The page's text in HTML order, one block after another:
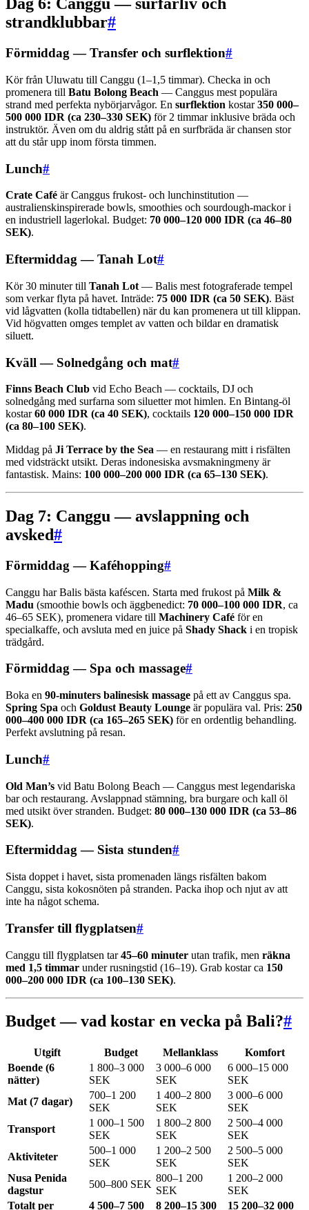
Dag 6: Canggu — surfarliv och
strandklubbar#
Förmiddag — Transfer och surflektion#
Kör från Uluwatu till Canggu (1–1,5 timmar). Checka in och
promenera till Batu Bolong Beach — Canggus mest populära
strand med perfekta nybörjarvågor. En surflektion kostar350 000–
500 000 IDR (ca 230–330 SEK) för 2 timmar inklusive bräda och
instruktör. Även om du aldrig stått på en surfbräda är chansen stor
att du står upp inom första timmen.
Lunch#
Crate Café är Canggus frukost- och lunchinstitution —
australienskinspirerade bowls, smoothies och sourdough-mackor i
en industriell lagerlokal. Budget: 70 000–120 000 IDR (ca 46–80
SEK).
Eftermiddag — Tanah Lot#
Kör 30 minuter till Tanah Lot — Balis mest fotograferade tempel
som verkar flyta på havet. Inträde: 75 000 IDR (ca 50 SEK). Bäst
vid lågvatten (kolla tidtabellen) när du kan promenera ut till klippan.
Vid högvatten omges templet av vatten och bildar en dramatisk
siluett.
Kväll — Solnedgång och mat#
Finns Beach Club vid Echo Beach — cocktails, DJ och
solnedgång med surfarna som siluetter mot himlen. En Bintang-öl
kostar60 000 IDR (ca 40 SEK), cocktails 120 000–150 000 IDR
(ca 80–100 SEK).
Middag på Ji Terrace by the Sea — en restaurang mitt i risfälten
med vidsträckt utsikt. Deras indonesiska avsmakningmeny är
fantastisk. Mains: 100 000–200 000 IDR (ca 65–130 SEK).
Dag 7: Canggu — avslappning och
avsked#
Förmiddag — Kaféhopping#
Canggu har Balis bästa kaféscen. Starta med frukost på Milk &
Madu (smoothie bowls och äggbenedict: 70 000–100 000 IDR, ca
46–65 SEK), promenera vidare till Machinery Café för en
specialkaffe, och avsluta med en juice på Shady Shack i en tropisk
trädgård.
Förmiddag — Spa och massage#
Boka en 90-minuters balinesisk massage på ett av Canggus spa.
Spring Spa och Goldust Beauty Lounge är populära val. Pris: 250
000–400 000 IDR (ca 165–265 SEK) för en ordentlig behandling.
Perfekt avslutning på resan.
Lunch#
Old Man’s vid Batu Bolong Beach — Canggus mest legendariska
bar och restaurang. Avslappnad stämning, bra burgare och kall öl
med utsikt över stranden. Budget: 80 000–130 000 IDR (ca 53–86
SEK).
Eftermiddag — Sista stunden#
Sista doppet i havet, sista promenaden längs risfälten bakom
Canggu, sista kokosnöten på stranden. Packa ihop och njut av att
inte ha något schema.
Transfer till flygplatsen#
Canggu till flygplatsen tar45–60 minuter utan trafik, men räkna
med 1,5 timmar under rusningstid (16–19). Grab kostar ca 150
000–200 000 IDR (ca 100–130 SEK).
Budget — vad kostar en vecka på Bali?#
Utgift Budget Mellanklass
Komfort
Boende (6
nätter)
1 800–3 000
SEK
3 000–6 000
SEK
6 000–15 000
SEK
Mat (7 dagar)
700–1 200
SEK
1 400–2 800
SEK
3 000–6 000
SEK
Transport
1 000–1 500
SEK
1 800–2 800
SEK
2 500–4 000
SEK
Aktiviteter
500–1 000
SEK
1 200–2 500
SEK
2 500–5 000
SEK
Nusa Penida
dagstur
500–800 SEK
800–1 200
SEK
1 200–2 000
SEK
Totalt per
4 500–7 500 8 200–15 300 15 200–32 000